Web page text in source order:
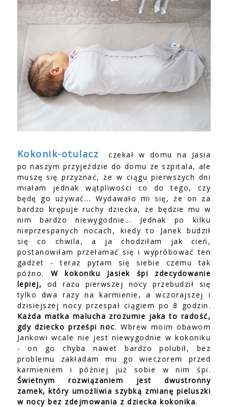
Kokonik-otulacz
czekał w domu na Jasia
po naszym przyjeździe do domu ze szpitala, ale
muszę się przyznać, że w ciągu pierwszych dni
miałam jednak wątpliwości co do tego, czy
będę go używać... Wydawało mi się, że on za
bardzo krępuje ruchy dziecka, że będzie mu w
nim bardzo niewygodnie... Jednak po kilku
nieprzespanych nocach, kiedy to Janek budził
się co chwila, a ja chodziłam jak cień,
postanowiłam przełamać się i wypróbować ten
gadżet - teraz pytam się siebie czemu tak
późno. W kokoniku Jasiek śpi zdecydowanie
lepiej,
od razu pierwszej nocy przebudził się
tylko dwa razy na karmienie, a wczorajszej i
dzisiejszej nocy przespał ciągiem po 8 godzin.
Każda matka malucha zrozumie jaka to radość,
gdy dziecko prześpi noc. Wbrew moim obawom
Jankowi wcale nie jest niewygodnie w kokoniku
- on go chyba nawet bardzo polubił, bez
problemu zakładam mu go wieczorem przed
karmieniem i później już sobie w nim śpi.
Świetnym rozwiązaniem jest dwustronny
zamek, który umożliwia szybką zmianę pieluszki
w nocy bez zdejmowania z dziecka kokonika.